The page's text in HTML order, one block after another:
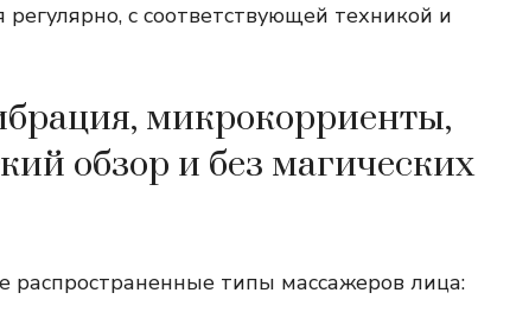
с соответствующей техникой и
микрокорриенты,
обзор и без магических
типы массажеров лица: